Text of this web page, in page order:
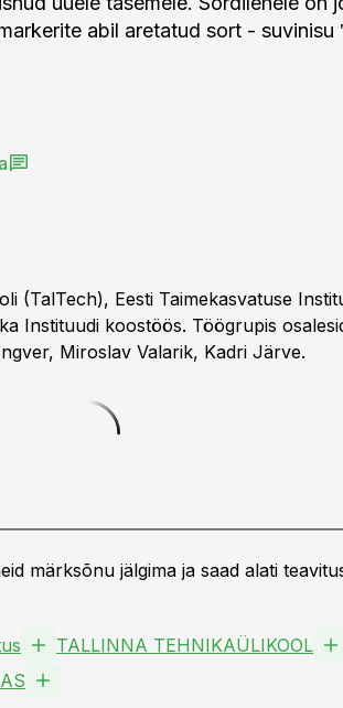
abil aretatud sort - suvinisu
(TalTech), Eesti Taimekasvatuse
Instituudi koostöös. Töögrupis
Miroslav Valarik, Kadri Järve.
märksõnu jälgima ja saad alati
TALLINNA TEHNIKAÜLIKOOL